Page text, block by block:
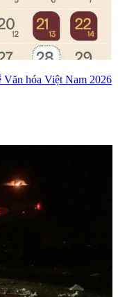
hóa Việt Nam 2026